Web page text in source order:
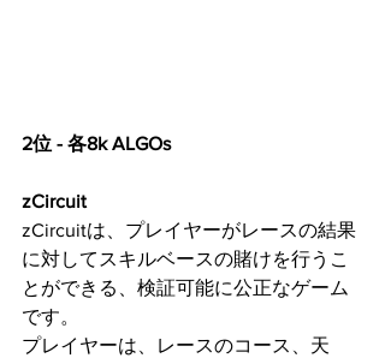
2位 - 各8k ALGOs
zCircuit
zCircuitは、プレイヤーがレースの結果
に対してスキルベースの賭けを行うこ
とができる、検証可能に公正なゲーム
です。
プレイヤーは、レースのコース、天